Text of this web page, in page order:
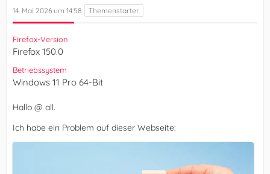
14. Mai 2026 um 14:58
Firefox-Version
Firefox 150.0
Betriebssystem
Windows 11 Pro 64-Bit
Hallo @ all.
Ich habe ein Problem auf dieser Webseite: